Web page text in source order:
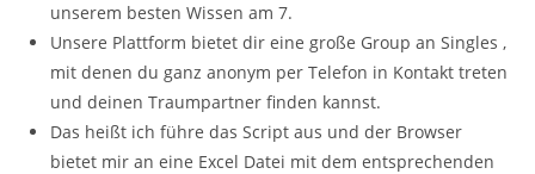
unserem besten Wissen am 7.
Unsere Plattform bietet dir eine große Group an Singles ,
mit denen du ganz anonym per Telefon in Kontakt treten
und deinen Traumpartner finden kannst.
Das heißt ich führe das Script aus und der Browser
bietet mir an eine Excel Datei mit dem entsprechenden